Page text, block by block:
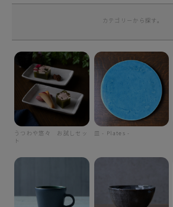
カテゴリーから探す。
うつわや悠々 お試しセッ
ト
皿 - Plates -